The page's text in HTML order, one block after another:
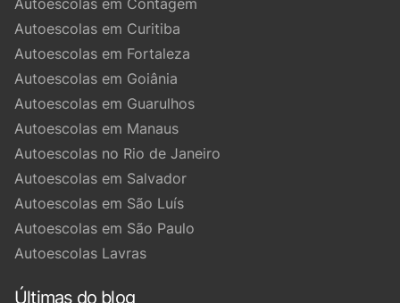
Autoescolas em Contagem
Autoescolas em Curitiba
Autoescolas em Fortaleza
Autoescolas em Goiânia
Autoescolas em Guarulhos
Autoescolas em Manaus
Autoescolas no Rio de Janeiro
Autoescolas em Salvador
Autoescolas em São Luís
Autoescolas em São Paulo
Autoescolas Lavras
Últimas do blog